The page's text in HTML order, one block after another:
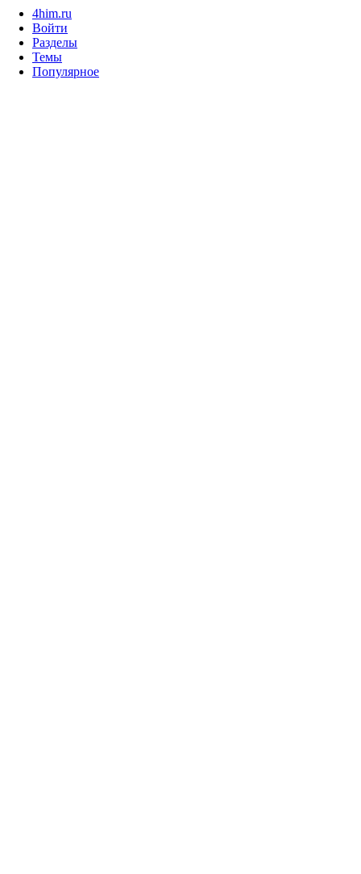
4him.ru
Войти
Разделы
Темы
Популярное